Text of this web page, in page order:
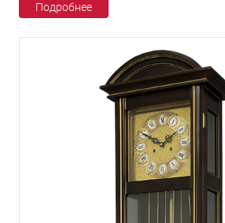
Подробнее